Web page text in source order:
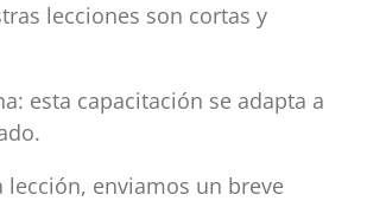
lecciones son cortas y
esta capacitación se adapta a
lección, enviamos un breve